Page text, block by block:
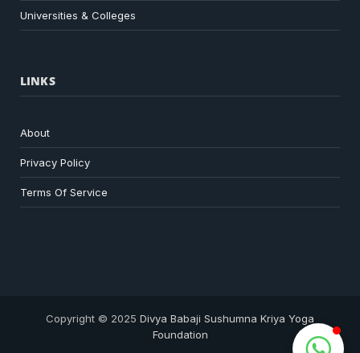
Universities & Colleges
LINKS
About
Privacy Policy
Terms Of Service
Copyright © 2025 Divya Babaji Sushumna Kriya Yoga
Foundation